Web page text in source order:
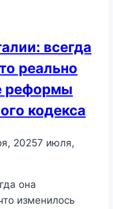
всегда
реально
реформы
кодекса
20257 июля,
она
изменилось